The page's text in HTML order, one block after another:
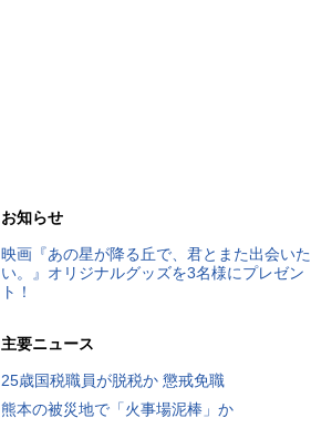
お知らせ
映画『あの星が降る丘で、君とまた出会いた
い。』オリジナルグッズを3名様にプレゼン
ト！
主要ニュース
25歳国税職員が脱税か 懲戒免職
熊本の被災地で「火事場泥棒」か